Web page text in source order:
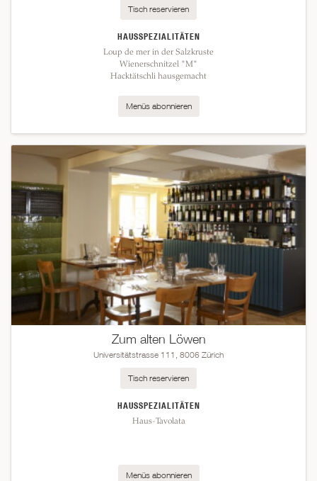
HAUSSPEZIALITÄTEN
Loup de mer in der Salzkruste
Wienerschnitzel "M"
Hacktätschli hausgemacht
Menüs abonnieren
Tisch reservieren
Zum alten Löwen
Universitätstrasse 111, 8006 Zürich
HAUSSPEZIALITÄTEN
Haus-Tavolata
Menüs abonnieren
Tisch reservieren